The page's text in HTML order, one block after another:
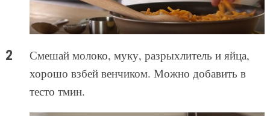
Смешай молоко, муку, разрыхлитель и яйца,
хорошо взбей венчиком. Можно добавить в
тесто тмин.